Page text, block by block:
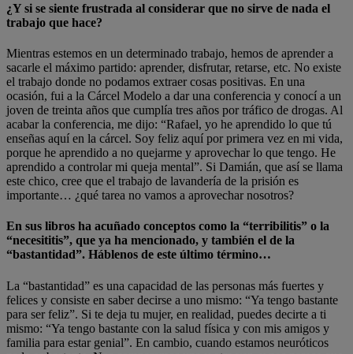
¿Y si se siente frustrada al considerar que no sirve de nada el
trabajo que hace?
Mientras estemos en un determinado trabajo, hemos de aprender a
sacarle el máximo partido: aprender, disfrutar, retarse, etc. No existe
el trabajo donde no podamos extraer cosas positivas. En una
ocasión, fui a la Cárcel Modelo a dar una conferencia y conocí a un
joven de treinta años que cumplía tres años por tráfico de drogas. Al
acabar la conferencia, me dijo: “Rafael, yo he aprendido lo que tú
enseñas aquí en la cárcel. Soy feliz aquí por primera vez en mi vida,
porque he aprendido a no quejarme y aprovechar lo que tengo. He
aprendido a controlar mi queja mental”. Si Damián, que así se llama
este chico, cree que el trabajo de lavandería de la prisión es
importante… ¿qué tarea no vamos a aprovechar nosotros?
En sus libros ha acuñado conceptos como la “terribilitis” o la
“necesititis”, que ya ha mencionado, y también el de la
“bastantidad”. Háblenos de este último término…
La “bastantidad” es una capacidad de las personas más fuertes y
felices y consiste en saber decirse a uno mismo: “Ya tengo bastante
para ser feliz”. Si te deja tu mujer, en realidad, puedes decirte a ti
mismo: “Ya tengo bastante con la salud física y con mis amigos y
familia para estar genial”. En cambio, cuando estamos neuróticos